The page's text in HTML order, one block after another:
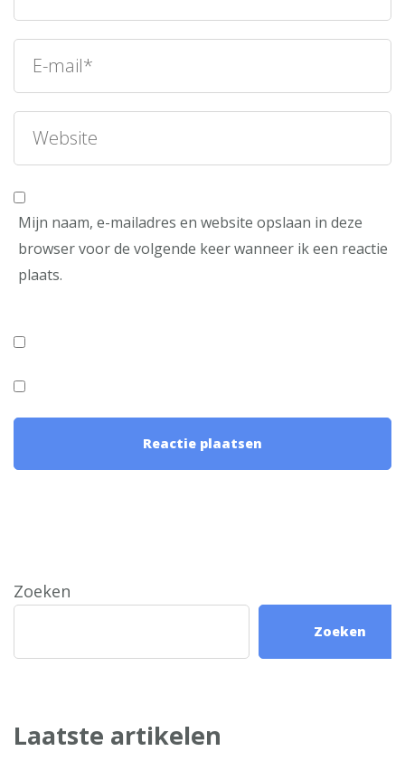
Mijn naam, e-mailadres en website opslaan in deze
browser voor de volgende keer wanneer ik een reactie
plaats.
Zoeken
Zoeken
Laatste artikelen